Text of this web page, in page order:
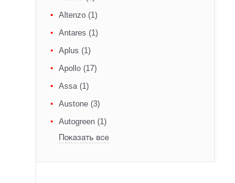
Altenzo (1)
Antares (1)
Aplus (1)
Apollo (17)
Assa (1)
Austone (3)
Autogreen (1)
Показать все